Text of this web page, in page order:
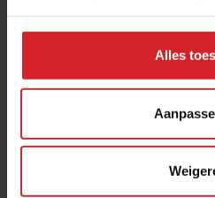
Alles